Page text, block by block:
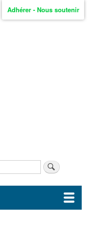
Adhérer - Nous soutenir